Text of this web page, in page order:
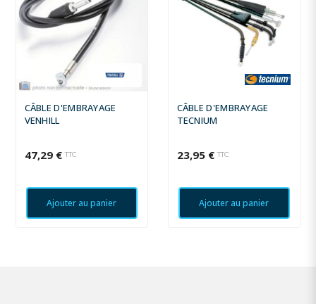
CÂBLE D'EMBRAYAGE
VENHILL
47,29 € TTC
Ajouter au panier
CÂBLE D'EMBRAYAGE
TECNIUM
23,95 € TTC
Ajouter au panier